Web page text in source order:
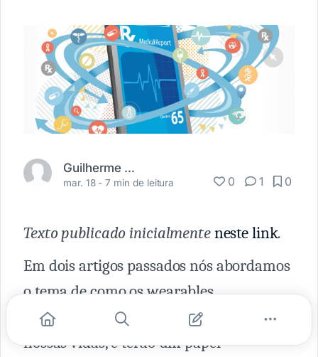
Guilherme Rabello
mar. 18 -7 min de leitura 0 1 0
Texto publicado inicialmenteneste link.
Em dois artigos passados nós abordamos
o tema de como os wearables
(dispositivos vestíveis) farão parte de
nossas vidas, e terão um papel